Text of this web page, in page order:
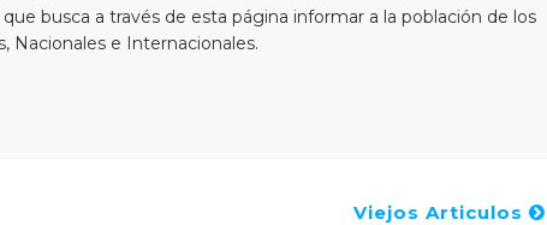
busca a través de esta página informar a la población de los
Nacionales e Internacionales.
Viejos Articulos